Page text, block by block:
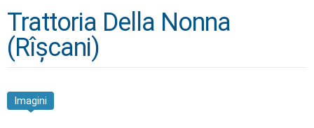
Trattoria Della Nonna
(Rîșcani)
Imagini